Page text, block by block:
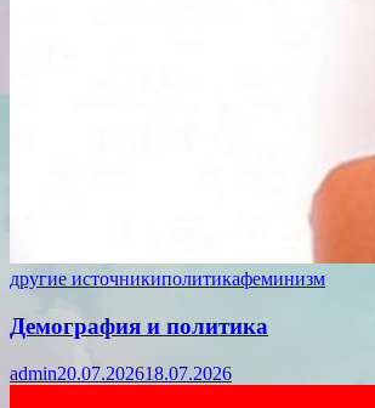
другие источникиполитикафеминизм
Демография и политика
admin20.07.202618.07.2026